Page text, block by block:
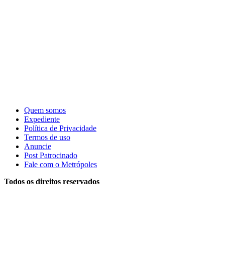
Quem somos
Expediente
Política de Privacidade
Termos de uso
Anuncie
Post Patrocinado
Fale com o Metrópoles
Todos os direitos reservados